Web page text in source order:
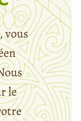
vous
le